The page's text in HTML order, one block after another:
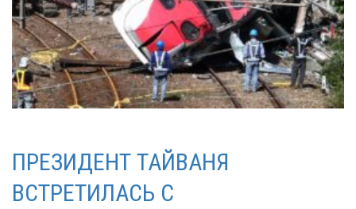
ПРЕЗИДЕНТ ТАЙВАНЯ
ВСТРЕТИЛАСЬ С